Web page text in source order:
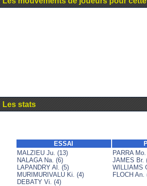
Les stats
ESSAI
MALZIEU Ju. (13)
NALAGA Na. (6)
LAPANDRY Al. (5)
MURIMURIVALU Ki. (4)
DEBATY Vi. (4)
PARRA
JAMES Br.
WILLIAMS
FLOCH An.